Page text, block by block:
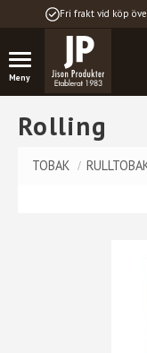
Fri frakt vid köp
Rolling
TOBAK